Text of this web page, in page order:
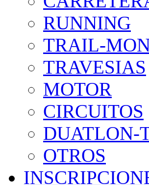
RUNNING
TRAIL-
TRAVESIAS
MOTOR
CIRCUITOS
DUATLON-
OTROS